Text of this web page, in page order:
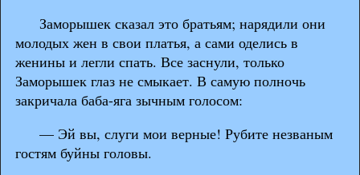
Заморышек сказал это братьям; нарядили они
молодых жен в свои платья, а сами оделись в
женины и легли спать. Все заснули, только
Заморышек глаз не смыкает. В самую полночь
закричала баба-яга зычным голосом:
— Эй вы, слуги мои верные! Рубите незваным
гостям буйны головы.